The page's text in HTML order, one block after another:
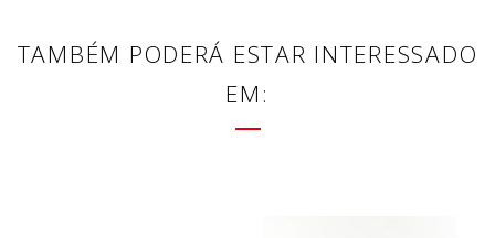
TAMBÉM PODERÁ ESTAR INTERESSADO
EM: